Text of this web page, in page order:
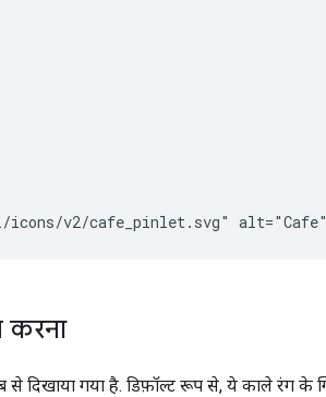
icons/v2/cafe_pinlet.svg"
करना
दिखाया गया है. डिफ़ॉल्ट रूप से, ये काले रंग